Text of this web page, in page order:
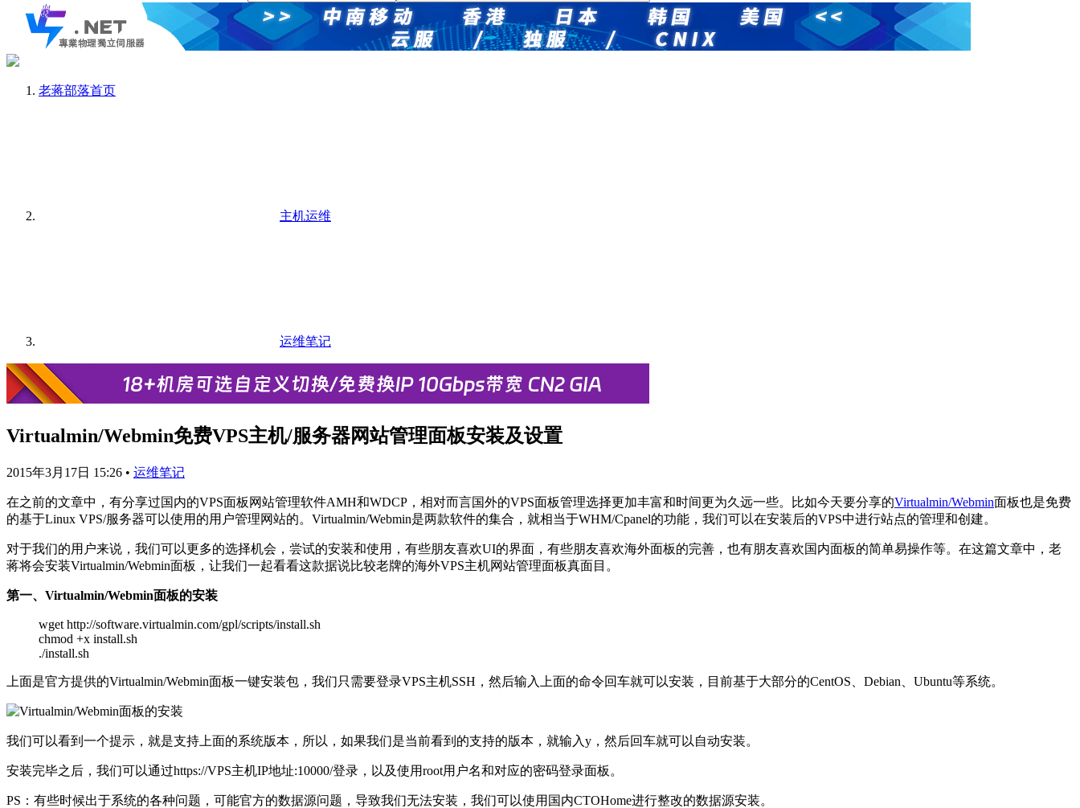
老蒋部落首页
主机运维
运维笔记
Virtualmin/Webmin免费VPS主机/服务器网站管理面板安装及设置
2015年3月17日 15:26 • 运维笔记
在之前的文章中，有分享过国内的VPS面板网站管理软件AMH和WDCP，相对而言国外的VPS面板管理选择更加丰富和时间更为久远一些。比如今天要分享的Virtualmin/Webmin面板也是免费
的基于Linux VPS/服务器可以使用的用户管理网站的。Virtualmin/Webmin是两款软件的集合，就相当于WHM/Cpanel的功能，我们可以在安装后的VPS中进行站点的管理和创建。
对于我们的用户来说，我们可以更多的选择机会，尝试的安装和使用，有些朋友喜欢UI的界面，有些朋友喜欢海外面板的完善，也有朋友喜欢国内面板的简单易操作等。在这篇文章中，老
蒋将会安装Virtualmin/Webmin面板，让我们一起看看这款据说比较老牌的海外VPS主机网站管理面板真面目。
第一、Virtualmin/Webmin面板的安装
wget http://software.virtualmin.com/gpl/scripts/install.sh
chmod +x install.sh
./install.sh
上面是官方提供的Virtualmin/Webmin面板一键安装包，我们只需要登录VPS主机SSH，然后输入上面的命令回车就可以安装，目前基于大部分的CentOS、Debian、Ubuntu等系统。
我们可以看到一个提示，就是支持上面的系统版本，所以，如果我们是当前看到的支持的版本，就输入y，然后回车就可以自动安装。
安装完毕之后，我们可以通过https://VPS主机IP地址:10000/登录，以及使用root用户名和对应的密码登录面板。
PS：有些时候出于系统的各种问题，可能官方的数据源问题，导致我们无法安装，我们可以使用国内CTOHome进行整改的数据源安装。